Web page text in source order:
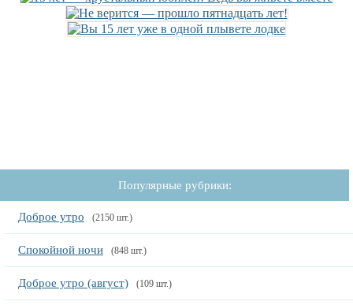
Популярные рубрики:
Доброе утро (2150 шт.)
Спокойной ночи (848 шт.)
Доброе утро (август) (109 шт.)